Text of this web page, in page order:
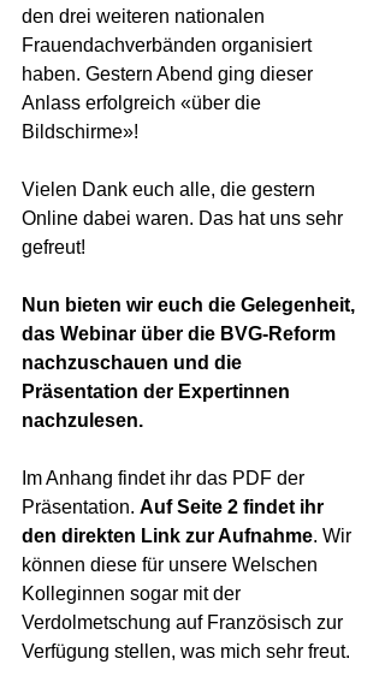
den drei weiteren nationalen
Frauendachverbänden organisiert
haben. Gestern Abend ging dieser
Anlass erfolgreich «über die
Bildschirme»!
Vielen Dank euch alle, die gestern
Online dabei waren. Das hat uns sehr
gefreut!
Nun bieten wir euch die Gelegenheit,
das Webinar über die BVG-Reform
nachzuschauen und die
Präsentation der Expertinnen
nachzulesen.
Im Anhang findet ihr das PDF der
Präsentation. Auf Seite 2 findet ihr
den direkten Link zur Aufnahme. Wir
können diese für unsere Welschen
Kolleginnen sogar mit der
Verdolmetschung auf Französisch zur
Verfügung stellen, was mich sehr freut.